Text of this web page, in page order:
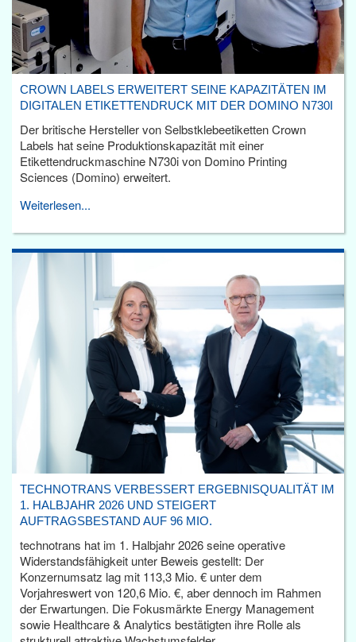
CROWN LABELS ERWEITERT SEINE KAPAZITÄTEN IM
DIGITALEN ETIKETTENDRUCK MIT DER DOMINO N730I
Der britische Hersteller von Selbstklebeetiketten Crown
Labels hat seine Produktionskapazität mit einer
Etikettendruckmaschine N730i von Domino Printing
Sciences (Domino) erweitert.
Weiterlesen...
TECHNOTRANS VERBESSERT ERGEBNISQUALITÄT IM
1. HALBJAHR 2026 UND STEIGERT
AUFTRAGSBESTAND AUF 96 MIO.
technotrans hat im 1. Halbjahr 2026 seine operative
Widerstandsfähigkeit unter Beweis gestellt: Der
Konzernumsatz lag mit 113,3 Mio. € unter dem
Vorjahreswert von 120,6 Mio. €, aber dennoch im Rahmen
der Erwartungen. Die Fokusmärkte Energy Management
sowie Healthcare & Analytics bestätigten ihre Rolle als